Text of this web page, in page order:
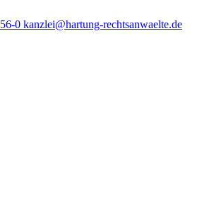
0 kanzlei@hartung-rechtsanwaelte.de